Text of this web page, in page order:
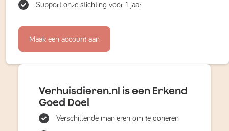
Support onze stichting voor 1 jaar
Maak een account aan
Verhuisdieren.nl is een Erkend
Goed Doel
Verschillende manieren om te doneren